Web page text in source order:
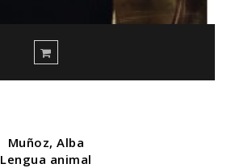
Muñoz, Alba
Lengua animal